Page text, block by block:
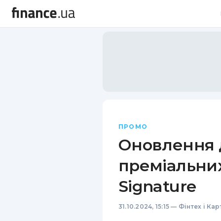
ПРОМО
Оновлення
Signature
31.10.2024, 15:15 — Фінтех і